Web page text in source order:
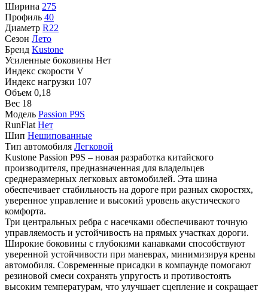
Ширина 275
Профиль 40
Диаметр R22
Сезон Лето
Бренд Kustone
Усиленные боковины Нет
Индекс скорости V
Индекс нагрузки 107
Объем 0,18
Вес 18
Модель Passion P9S
RunFlat Нет
Шип Нешипованные
Тип автомобиля Легковой
Kustone Passion P9S – новая разработка китайского
производителя, предназначенная для владельцев
среднеразмерных легковых автомобилей. Эта шина
обеспечивает стабильность на дороге при разных скоростях,
уверенное управление и высокий уровень акустического
комфорта.
Три центральных ребра с насечками обеспечивают точную
управляемость и устойчивость на прямых участках дороги.
Широкие боковины с глубокими канавками способствуют
уверенной устойчивости при маневрах, минимизируя крены
автомобиля. Современные присадки в компаунде помогают
резиновой смеси сохранять упругость и противостоять
высоким температурам, что улучшает сцепление и сокращает